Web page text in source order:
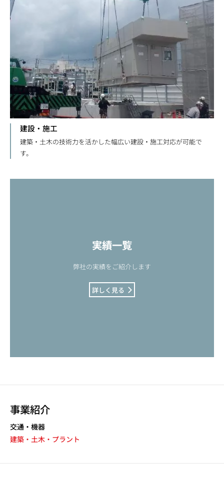
建設・施工
建築・土木の技術力を活かした幅広い建設・施工対応が可能で
す。
実績一覧
弊社の実績をご紹介します
詳しく見る
事業紹介
交通・機器
建築・土木・プラント